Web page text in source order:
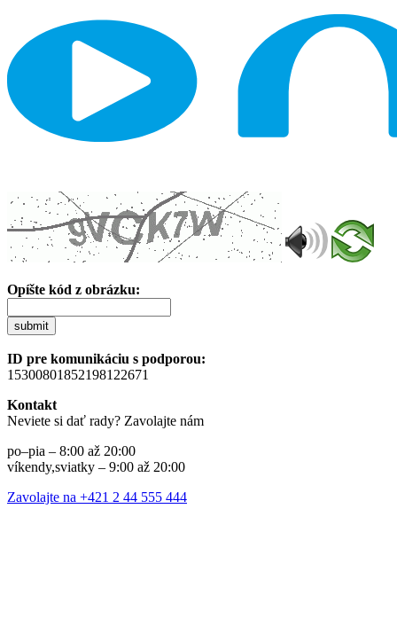
Opíšte kód z obrázku:
submit
ID pre komunikáciu s podporou:
15300801852198122671
Kontakt
Neviete si dať rady? Zavolajte nám
po–pia – 8:00 až 20:00
víkendy,sviatky – 9:00 až 20:00
Zavolajte na +421 2 44 555 444